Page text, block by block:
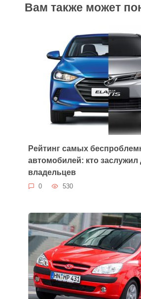
Вам также может
Рейтинг самых
автомобилей: кто заслужил
владельцев
0 530